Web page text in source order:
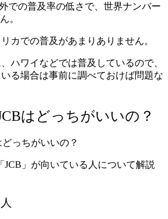
での普及率の低さで、世界ナンバー
。
カでの普及があまりありません。
ハワイなどでは普及しているので、
る場合は事前に調べておけば問題な
はどっちがいいの？
JCB」が向いている人について解説